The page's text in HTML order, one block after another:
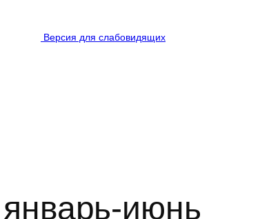
Версия для слабовидящих
июнь